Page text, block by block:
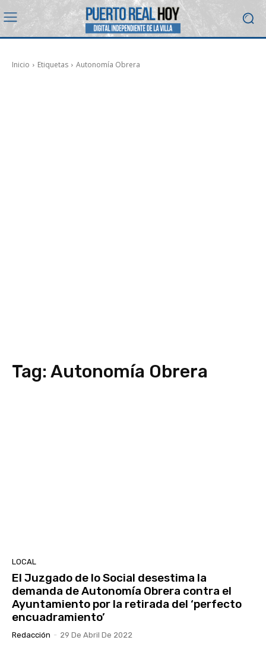
Inicio Etiquetas Autonomía Obrera
Tag: Autonomía Obrera
LOCAL
El Juzgado de lo Social desestima la
demanda de Autonomía Obrera contra el
Ayuntamiento por la retirada del ‘perfecto
encuadramiento’
Redacción - 29 De Abril De 2022